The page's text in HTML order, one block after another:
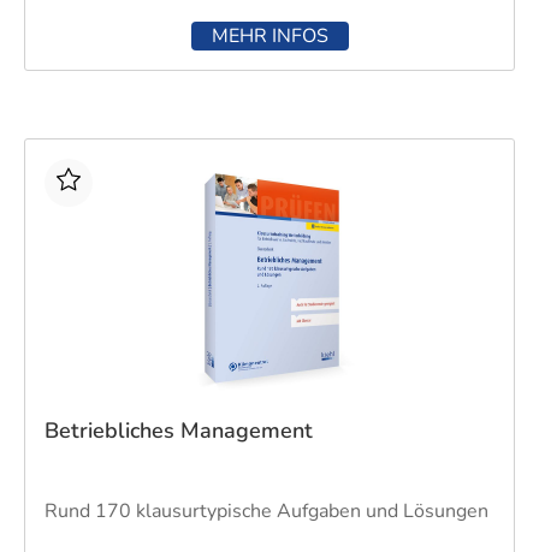
MEHR INFOS
Betriebliches Management
Rund 170 klausurtypische Aufgaben und Lösungen